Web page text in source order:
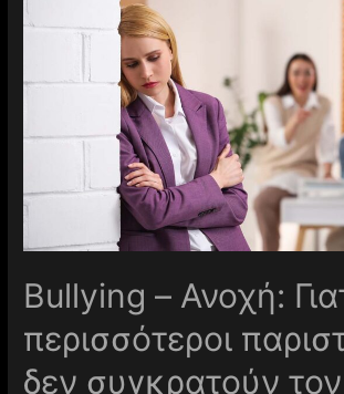
Βullying – Ανοχή:
περισσότεροι
δεν συγκρατούν